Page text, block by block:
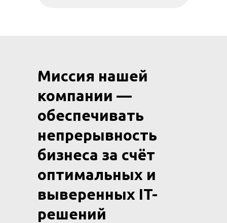
Миссия нашей
компании —
обеспечивать
непрерывность
бизнеса за счёт
оптимальных и
выверенных IT-
решений